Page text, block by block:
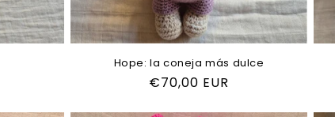
Hope: la coneja más dulce
Precio
€70,00 EUR